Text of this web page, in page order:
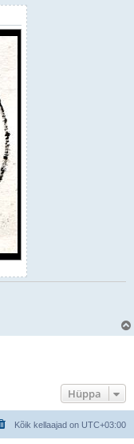
Hüppa
Kõik kellaajad on UTC+03:00